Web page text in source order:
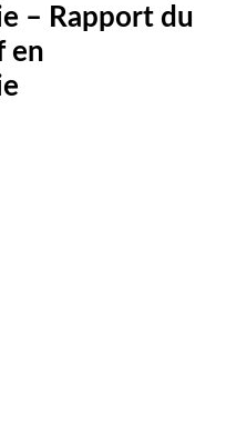
– Rapport du
en